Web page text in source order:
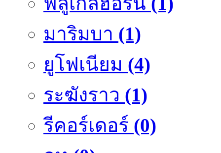
มาริมบา (1)
ยูโฟเนียม (4)
ระฆังราว (1)
รีคอร์เดอร์ (0)